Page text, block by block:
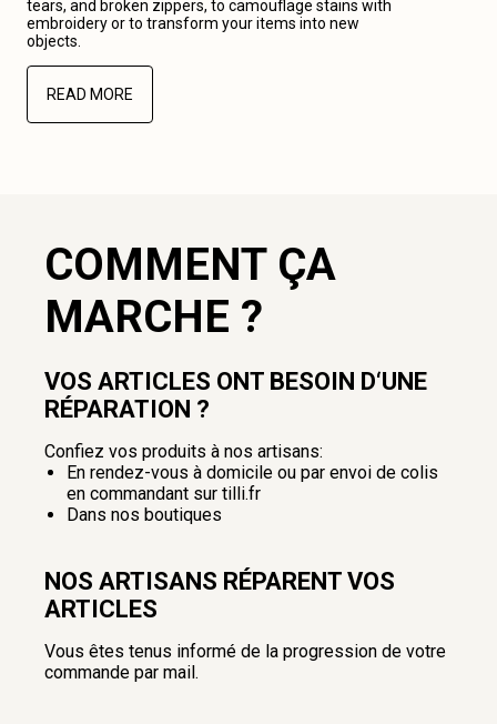
tears, and broken zippers, to camouflage stains with
embroidery or to transform your items into new
objects.
READ MORE
COMMENT ÇA
MARCHE ?
VOS ARTICLES ONT BESOIN D‘UNE
RÉPARATION ?
Confiez vos produits à nos artisans:
En rendez-vous à domicile ou par envoi de colis
en commandant sur tilli.fr
Dans nos boutiques
NOS ARTISANS RÉPARENT VOS
ARTICLES
Vous êtes tenus informé de la progression de votre
commande par mail.